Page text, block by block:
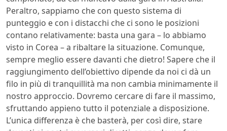
Peraltro, sappiamo che con questo sistema di
punteggio e con i distacchi che ci sono le posizioni
contano relativamente: basta una gara – lo abbiamo
visto in Corea – a ribaltare la situazione. Comunque,
sempre meglio essere davanti che dietro! Sapere che il
raggiungimento dell’obiettivo dipende da noi ci dà un
filo in più di tranquillità ma non cambia minimamente il
nostro approccio. Dovremo cercare di fare il massimo,
sfruttando appieno tutto il potenziale a disposizione.
L’unica differenza è che basterà, per così dire, stare